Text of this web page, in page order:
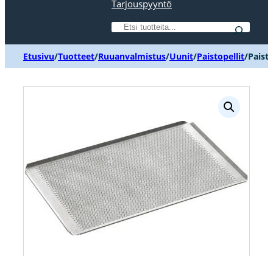
Tarjouspyyntö
Etsi
Etusivu/Tuotteet/Ruuanvalmistus/Uunit/Paistopellit/